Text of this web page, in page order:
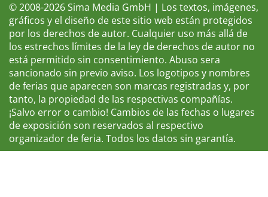
© 2008-2026 Sima Media GmbH | Los textos, imágenes,
gráficos y el diseño de este sitio web están protegidos
por los derechos de autor. Cualquier uso más allá de
los estrechos límites de la ley de derechos de autor no
está permitido sin consentimiento. Abuso sera
sancionado sin previo aviso. Los logotipos y nombres
de ferias que aparecen son marcas registradas y, por
tanto, la propiedad de las respectivas compañías.
¡Salvo error o cambio! Cambios de las fechas o lugares
de exposición son reservados al respectivo
organizador de feria. Todos los datos sin garantía.